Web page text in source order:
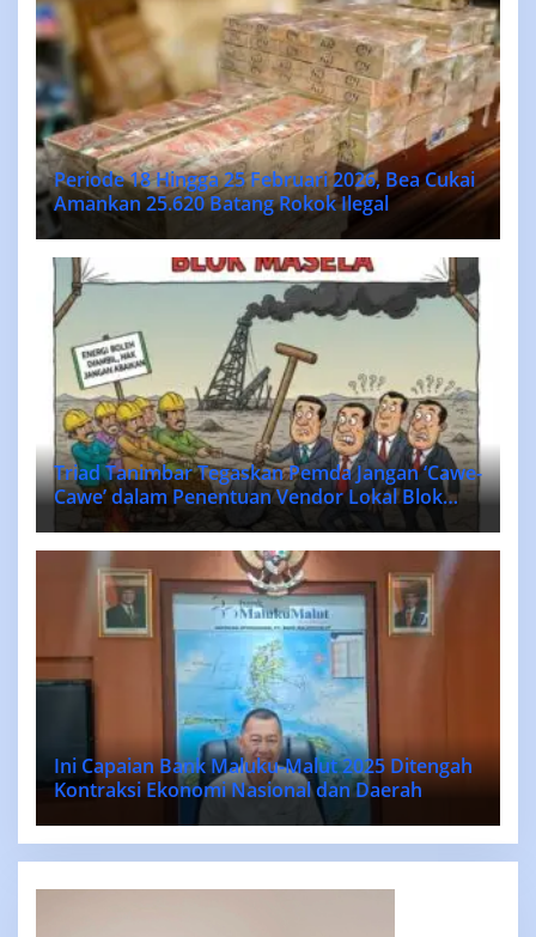
Periode 18 Hingga 25 Februari 2026, Bea Cukai
Amankan 25.620 Batang Rokok Ilegal
Triad Tanimbar Tegaskan Pemda Jangan ‘Cawe-
Cawe’ dalam Penentuan Vendor Lokal Blok
MASELA.
Ini Capaian Bank Maluku-Malut 2025 Ditengah
Kontraksi Ekonomi Nasional dan Daerah